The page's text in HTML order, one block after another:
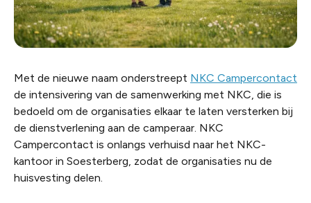
Met de nieuwe naam onderstreept NKC Campercontact
de intensivering van de samenwerking met NKC, die is
bedoeld om de organisaties elkaar te laten versterken bij
de dienstverlening aan de camperaar. NKC
Campercontact is onlangs verhuisd naar het NKC-
kantoor in Soesterberg, zodat de organisaties nu de
huisvesting delen.